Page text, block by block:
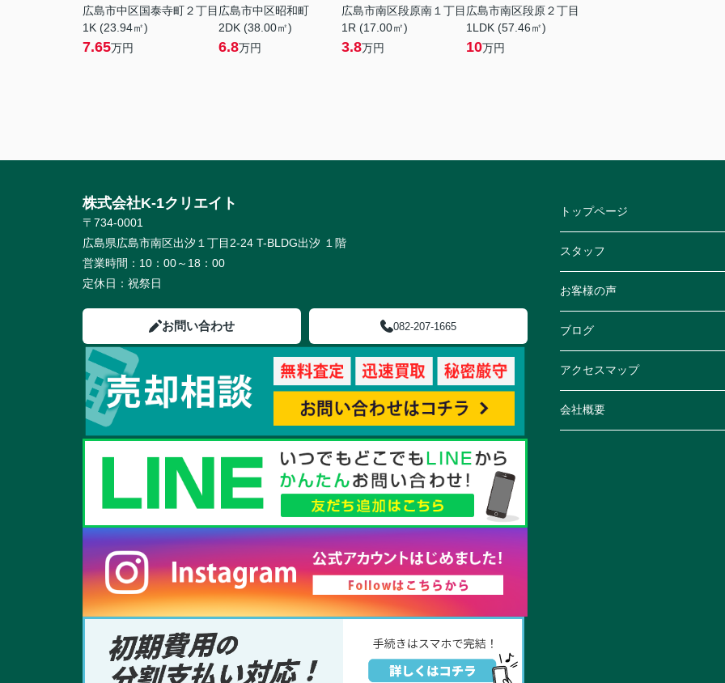
広島市中区国泰寺町２丁目
1K (23.94㎡)
7.65万円
広島市中区昭和町
2DK (38.00㎡)
6.8万円
広島市南区段原南１丁目
1R (17.00㎡)
3.8万円
広島市南区段原２丁目
1LDK (57.46㎡)
10万円
株式会社K-1クリエイト
〒734-0001
広島県広島市南区出汐１丁目2-24 T-BLDG出汐 １階
営業時間： 10：00～18：00
定休日： 祝祭日
お問い合わせ 082-207-1665
トップページ
スタッフ
お客様の声
ブログ
アクセスマップ
会社概要